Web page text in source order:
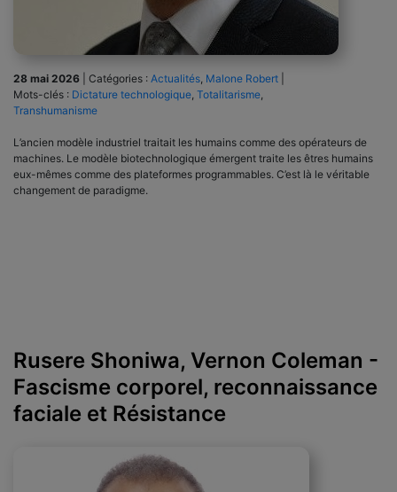
28 mai 2026 Catégories : Actualités Malone Robert
Mots-clés : Dictature technologique Totalitarisme
Transhumanisme
L’ancien modèle industriel traitait les humains comme des opérateurs de
machines. Le modèle biotechnologique émergent traite les êtres humains
eux-mêmes comme des plateformes programmables. C’est là le véritable
changement de paradigme.
Rusere Shoniwa, Vernon Coleman -
Fascisme corporel, reconnaissance
faciale et Résistance